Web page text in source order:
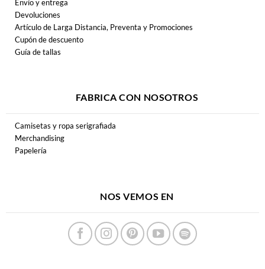
Envío y entrega
Devoluciones
Artículo de Larga Distancia, Preventa y Promociones
Cupón de descuento
Guía de tallas
FABRICA CON NOSOTROS
Camisetas y ropa serigrafiada
Merchandising
Papelería
NOS VEMOS EN